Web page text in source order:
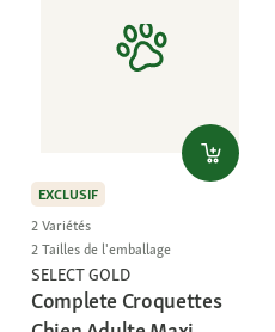
EXCLUSIF
2 Variétés
2 Tailles de l'emballage
SELECT GOLD
Complete Croquettes